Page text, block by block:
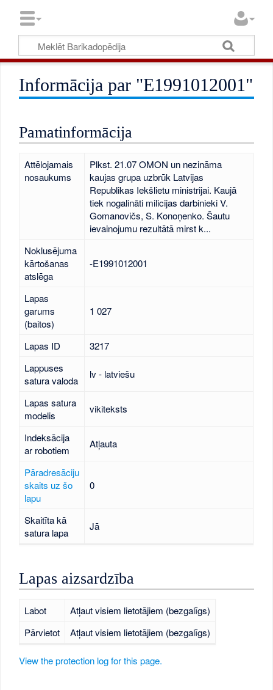
Informācija par "E1991012001"
Pamatinformācija
Attēlojamais
nosaukums
Plkst. 21.07 OMON un nezināma
kaujas grupa uzbrūk Latvijas
Republikas Iekšlietu ministrijai. Kaujā
tiek nogalināti milicijas darbinieki V.
Gomanovičs, S. Konoņenko. Šautu
ievainojumu rezultātā mirst k...
Noklusējuma
kārtošanas
atslēga
-E1991012001
Lapas
garums
(baitos)
1 027
Lapas ID
3217
Lappuses
satura valoda
lv - latviešu
Lapas satura
modelis
vikiteksts
Indeksācija
ar robotiem
Atļauta
Pāradresāciju
skaits uz šo
lapu
0
Skaitīta kā
satura lapa
Jā
Lapas aizsardzība
Labot
Atļaut visiem lietotājiem (bezgalīgs)
Pārvietot
Atļaut visiem lietotājiem (bezgalīgs)
View the protection log for this page.